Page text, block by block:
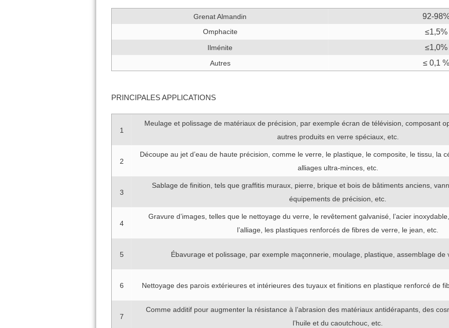
Grenat Almandin 92-
Omphacite ≤1,5%
Ilménite ≤1,0%
Autres ≤ 0,1 %
PRINCIPALES APPLICATIONS
1
Meulage et polissage de matériaux de précision, par exemple écran de télévision, composant
autres produits en verre spéciaux, etc.
2
Découpe au jet d’eau de haute précision, comme le verre, le plastique, le composite, le tissu, la
alliages ultra-minces, etc.
3
Sablage de finition, tels que graffitis muraux, pierre, brique et bois de bâtiments anciens,
équipements de précision, etc.
4
Gravure d’images, telles que le nettoyage du verre, le revêtement galvanisé, l’acier
l’alliage, les plastiques renforcés de fibres de verre, le jean, etc.
5 Ébavurage et polissage, par exemple maçonnerie, moulage, plastique, assemblage de
6 Nettoyage des parois extérieures et intérieures des tuyaux et finitions en plastique renforcé de
7
Comme additif pour augmenter la résistance à l’abrasion des matériaux antidérapants, des
l’huile et du caoutchouc, etc.